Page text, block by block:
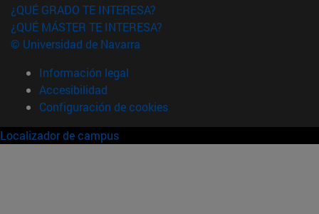
¿QUÉ GRADO TE INTERESA?
¿QUÉ MÁSTER TE INTERESA?
© Universidad de Navarra
Información legal
Accesibilidad
Configuración de cookies
Localizador de campus